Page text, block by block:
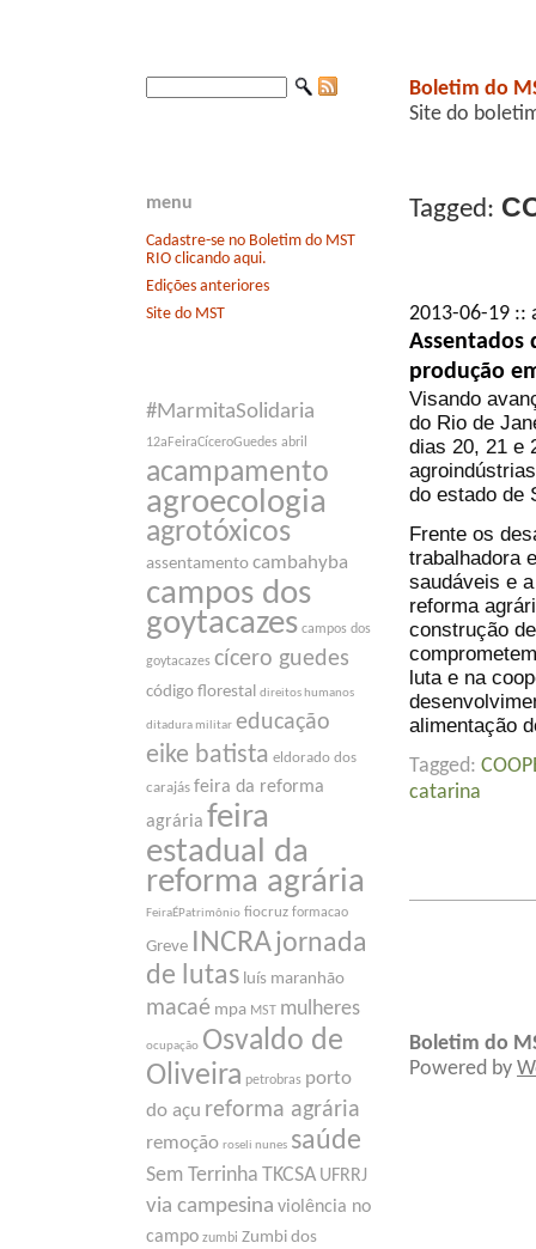
menu
Cadastre-se no Boletim do MST
RIO clicando aqui.
Edições anteriores
Site do MST
#MarmitaSolidaria
12aFeiraCíceroGuedes abril
acampamento
agroecologia
agrotóxicos
assentamento cambahyba
campos dos
goytacazes campos dos
goytacazes cícero guedes
código florestal direitos humanos
ditadura militar educação
eike batista eldorado dos
carajás feira da reforma
agrária feira
estadual da
reforma agrária
FeiraÉPatrimônio fiocruz formacao
Greve INCRA jornada
de lutas luís maranhão
macaé mpa MST mulheres
ocupação Osvaldo de
Oliveira petrobras porto
do açu reforma agrária
remoção roseli nunes saúde
Sem Terrinha TKCSA UFRRJ
via campesina violência no
campo zumbi Zumbi dos
Boletim do
Site do
Tagged:
2013-06-19
Assentados
produção
Visando
do Rio de
dias 20, 21 e
do estado de
Frente os
trabalhadora
saudáveis e
reforma
construção
luta e na
alimentação
Tagged:
catarina
Boletim do
Powered by